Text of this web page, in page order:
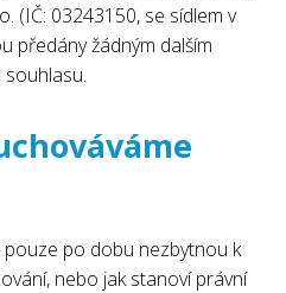
(IČ: 03243150, se sídlem v
předány žádným dalším
po dobu nezbytnou k
nebo jak stanoví právní